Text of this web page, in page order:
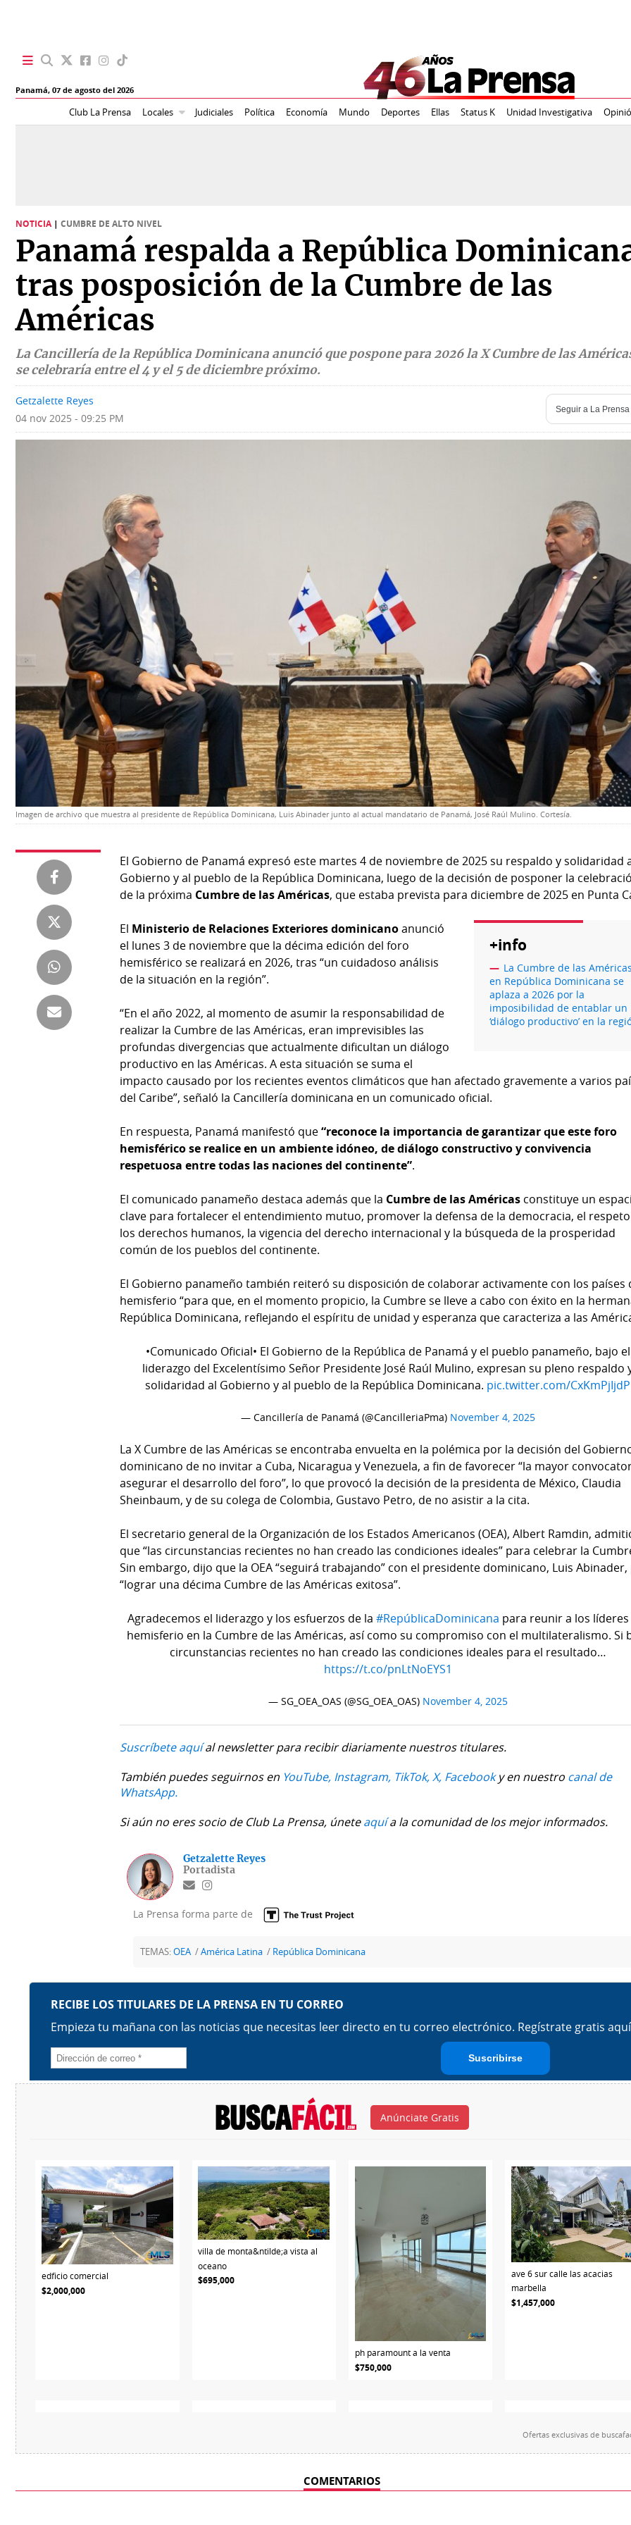
Panamá,07 de agosto del 2026
Club La Prensa Locales Judiciales Política Economía Mundo Deportes Ellas Status K Unidad Investigativa
Política
Mundo
Deportes
Tecnología
Ponle
la
Firma
BBC
Vivir+
Blogs
Fotografías
Videos
Fe
de
erratas
Buscador
Comunicados
Catálogos
Lotería
Kiosko
digital
Luctuosas
Contenido
de
marcas
RSS
Temas
Autores
Notas
al
lector
Buenas
prácticas
SITIOS
Metro
por
Metro
Tienda
Panamá
Tus
Tiquetes
Mi
Diario
Club
Prensa
NOTICIA | CUMBRE DE ALTO NIVEL
Panamá respalda a República
tras posposición de la Cumbre de las
Américas
La Cancillería de la República Dominicana anunció que pospone para 2026 la X Cumbre de las
se celebraría entre el 4 y el 5 de diciembre próximo.
Getzalette Reyes
04 nov 2025 - 09:25 PM
Seguir a La Prensa
Imagen de archivo que muestra al presidente de República Dominicana, Luis Abinader junto al actual mandatario de Panamá, José Raúl Mulino. Cortesía.
El Gobierno de Panamá expresó este martes 4 de noviembre de 2025 su respaldo y solidaridad
Gobierno y al pueblo de la República Dominicana, luego de la decisión de posponer la
de la próxima Cumbre de las Américas, que estaba prevista para diciembre de 2025 en Punta
+info
La Cumbre de las Américas
en República Dominicana se
aplaza a 2026 por la
imposibilidad de entablar un
‘diálogo productivo’ en la
El Ministerio de Relaciones Exteriores dominicanoanunció
el lunes 3 de noviembre que la décima edición del foro
hemisférico se realizará en 2026, tras “un cuidadoso análisis
de la situación en la región”.
“En el año 2022, al momento de asumir la responsabilidad de
realizar la Cumbre de las Américas, eran imprevisibles las
profundas divergencias que actualmente dificultan un diálogo
productivo en las Américas. A esta situación se suma el
impacto causado por los recientes eventos climáticos que han afectado gravemente a varios
del Caribe”, señaló la Cancillería dominicana en un comunicado oficial.
En respuesta, Panamá manifestó que“reconoce la importancia de garantizar que este foro
hemisférico se realice en un ambiente idóneo, de diálogo constructivo y convivencia
respetuosa entre todas las naciones del continente”.
El comunicado panameño destaca además que la Cumbre de las Américas constituye un
clave para fortalecer el entendimiento mutuo, promover la defensa de la democracia, el
los derechos humanos, la vigencia del derecho internacional y la búsqueda de la prosperidad
común de los pueblos del continente.
El Gobierno panameño también reiteró su disposición de colaborar activamente con los países
hemisferio “para que, en el momento propicio, la Cumbre se lleve a cabo con éxito en la
República Dominicana, reflejando el espíritu de unidad y esperanza que caracteriza a las
•Comunicado Oficial• El Gobierno de la República de Panamá y el pueblo panameño, bajo el
liderazgo del Excelentísimo Señor Presidente José Raúl Mulino, expresan su pleno respaldo
solidaridad al Gobierno y al pueblo de la República Dominicana. pic.twitter.com/CxKmPjIjdP
— Cancillería de Panamá (@CancilleriaPma) November 4, 2025
La X Cumbre de las Américas se encontraba envuelta en la polémica por la decisión del
dominicano de no invitar a Cuba, Nicaragua y Venezuela, a fin de favorecer “la mayor
asegurar el desarrollo del foro”, lo que provocó la decisión de la presidenta de México, Claudia
Sheinbaum, y de su colega de Colombia, Gustavo Petro, de no asistir a la cita.
El secretario general de la Organización de los Estados Americanos (OEA), Albert Ramdin,
que “las circunstancias recientes no han creado las condiciones ideales” para celebrar la
Sin embargo, dijo que la OEA “seguirá trabajando” con el presidente dominicano, Luis Abinader,
“lograr una décima Cumbre de las Américas exitosa”.
Agradecemos el liderazgo y los esfuerzos de la#RepúblicaDominicana para reunir a los líderes
hemisferio en la Cumbre de las Américas, así como su compromiso con el multilateralismo. Si
circunstancias recientes no han creado las condiciones ideales para el resultado…
https://t.co/pnLtNoEYS1
— SG_OEA_OAS (@SG_OEA_OAS) November 4, 2025
Suscríbete aquíal newsletter para recibir diariamente nuestros titulares.
También puedes seguirnos en YouTube, Instagram, TikTok, X, Facebooky en nuestro canal de
WhatsApp.
Si aún no eres socio de Club La Prensa, úneteaquía la comunidad de los mejor informados.
Getzalette Reyes
Portadista
La Prensa forma parte de
TEMAS:OEA América Latina República Dominicana
edficio comercial
$2,000,000
villa de monta&ntilde;a vista al
oceano
$695,000
ph paramount a la venta
$750,000
ave 6 sur calle las acacias
marbella
$1,457,000
Ofertas exclusivas de
COMENTARIOS